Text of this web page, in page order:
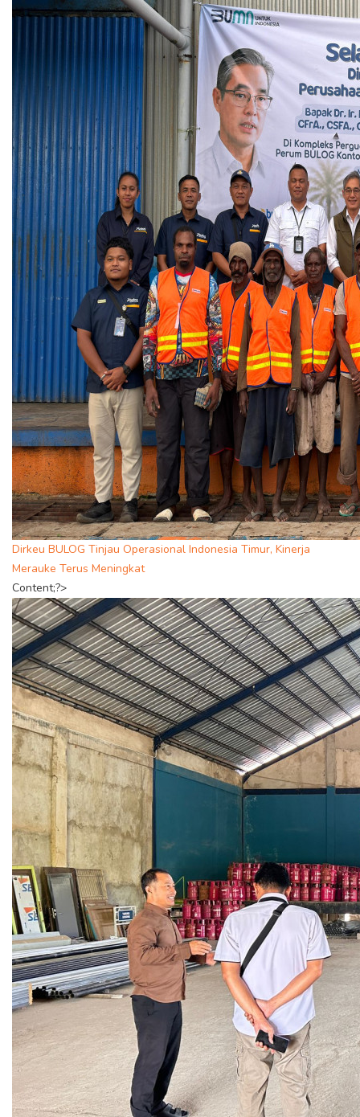
Dirkeu BULOG Tinjau Operasional Indonesia Timur, Kinerja
Merauke Terus Meningkat
Content;?>